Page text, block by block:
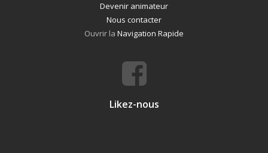
Devenir animateur
Nous contacter
Ouvrir la Navigation Rapide
Likez-nous